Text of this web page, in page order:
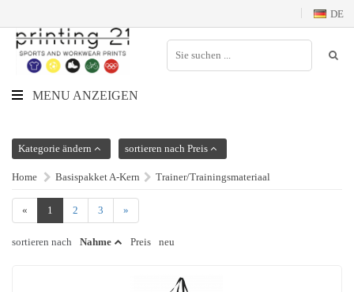
DE
MENU ANZEIGEN
Kategorie ändern sortieren nach Preis
Home Basispakket A-Kern Trainer/Trainingsmateriaal
« 1 2 3 »
sortieren nach Nahme Preis neu